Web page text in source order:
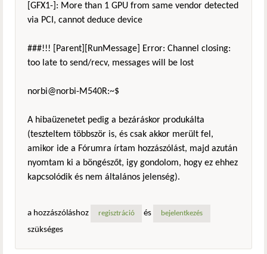
[GFX1-]: More than 1 GPU from same vendor detected
via PCI, cannot deduce device
###!!! [Parent][RunMessage] Error: Channel closing:
too late to send/recv, messages will be lost
norbi@norbi-M540R:~$
A hibaüzenetet pedig a bezáráskor produkálta
(teszteltem többször is, és csak akkor merült fel,
amikor ide a Fórumra írtam hozzászólást, majd azután
nyomtam ki a böngészőt, igy gondolom, hogy ez ehhez
kapcsolódik és nem általános jelenség).
a hozzászóláshoz regisztráció és bejelentkezés
szükséges